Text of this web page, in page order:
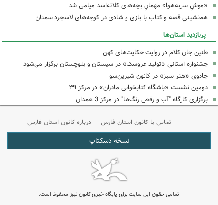
«موشِ سربه‌هوا» مهمانِ بچه‌های کلاته‌اسد میامی شد
هم‌نشینیِ قصه و کتاب با بازی و شادی در کوچه‌های لاسجرد سمنان
پربازدید استان‌ها
طنین جان کلام در روایت حکایت‌های کهن
جشنواره استانی «تولید عروسک» در سیستان و بلوچستان برگزار می‌شود
جادوی «هنر سبز» در کانون شیرین‌سو
دومین نشست «باشگاه کتابخوانی مادران» در مرکز ۳۹
برگزاری کارگاه "آب و رقص رنگ‌ها" در مرکز 3 همدان
تماس با کانون استان فارس درباره کانون استان فارس
نسخه دسکتاپ
تمامی حقوق این سایت برای پایگاه خبری کانون نیوز محفوظ است.